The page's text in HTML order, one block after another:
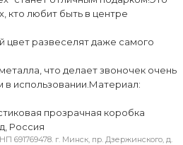
кто любит быть в центре
цвет развеселят даже самого
что делает звоночек очень
в использовании.Материал:
прозрачная коробка
Россия
г. Минск, пр. Дзержинского, д.